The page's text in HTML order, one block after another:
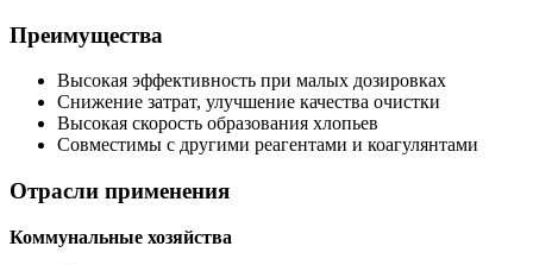
Преимущества
Высокая эффективность при малых дозировках
Снижение затрат, улучшение качества очистки
Высокая скорость образования хлопьев
Совместимы с другими реагентами и коагулянтами
Отрасли применения
Коммунальные хозяйства